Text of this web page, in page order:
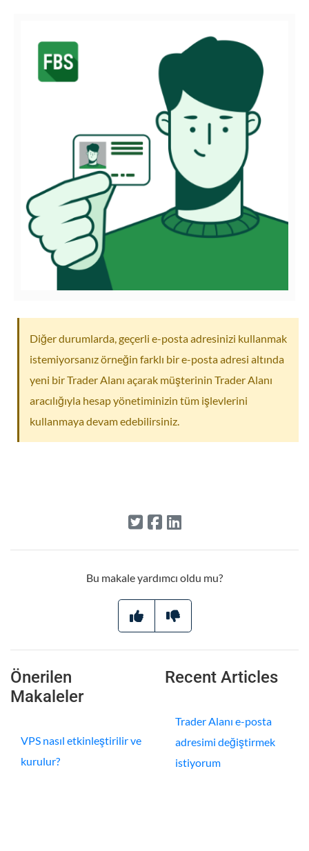
Diğer durumlarda, geçerli e-posta adresinizi kullanmak
istemiyorsanız örneğin farklı bir e-posta adresi altında
yeni bir Trader Alanı açarak müşterinin Trader Alanı
aracılığıyla hesap yönetiminizin tüm işlevlerini
kullanmaya devam edebilirsiniz.
Bu makale yardımcı oldu mu?
Önerilen
Makaleler
VPS nasıl etkinleştirilir ve
kurulur?
Recent Articles
Trader Alanı e-posta
adresimi değiştirmek
istiyorum